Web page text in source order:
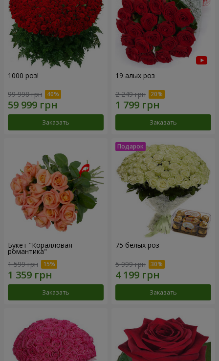
1000 роз!
99 998 грн
Заказать
19 алых роз
2 249 грн
Заказать
Букет "Коралловая
романтика"
1 599 грн
Заказать
75 белых роз
5 999 грн
Заказать